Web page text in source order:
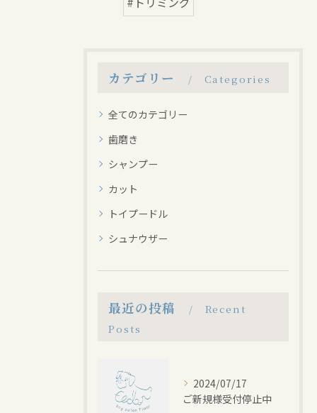
カテゴリー Categories
全てのカテゴリー
歯磨き
シャンプー
カット
トイプードル
シュナウザー
最近の投稿
Recent
Posts
2024/07/17
ご新規様受付停止中